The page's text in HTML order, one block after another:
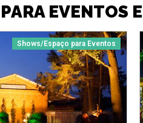
EVENTOS
Shows/Espaço para Eventos